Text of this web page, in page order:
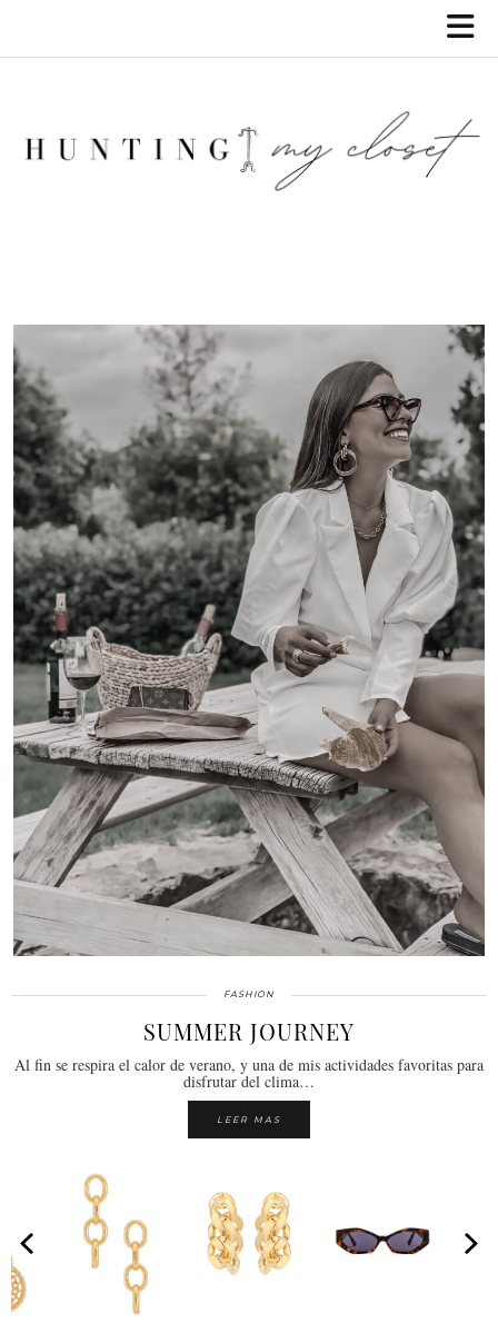
FASHION
SUMMER JOURNEY
Al fin se respira el calor de verano, y una de mis actividades favoritas para
disfrutar del clima…
LEER MAS